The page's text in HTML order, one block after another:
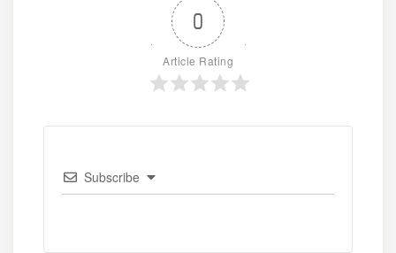
0
Article Rating
Subscribe